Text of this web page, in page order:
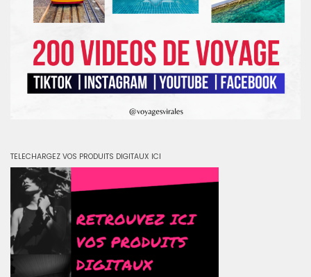
TELECHARGEZ VOS PRODUITS DIGITAUX ICI